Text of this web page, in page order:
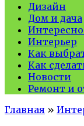
Дизайн
Дом и дача
Интерьер
Как
Как
Новости
Ремонт и
Главная »